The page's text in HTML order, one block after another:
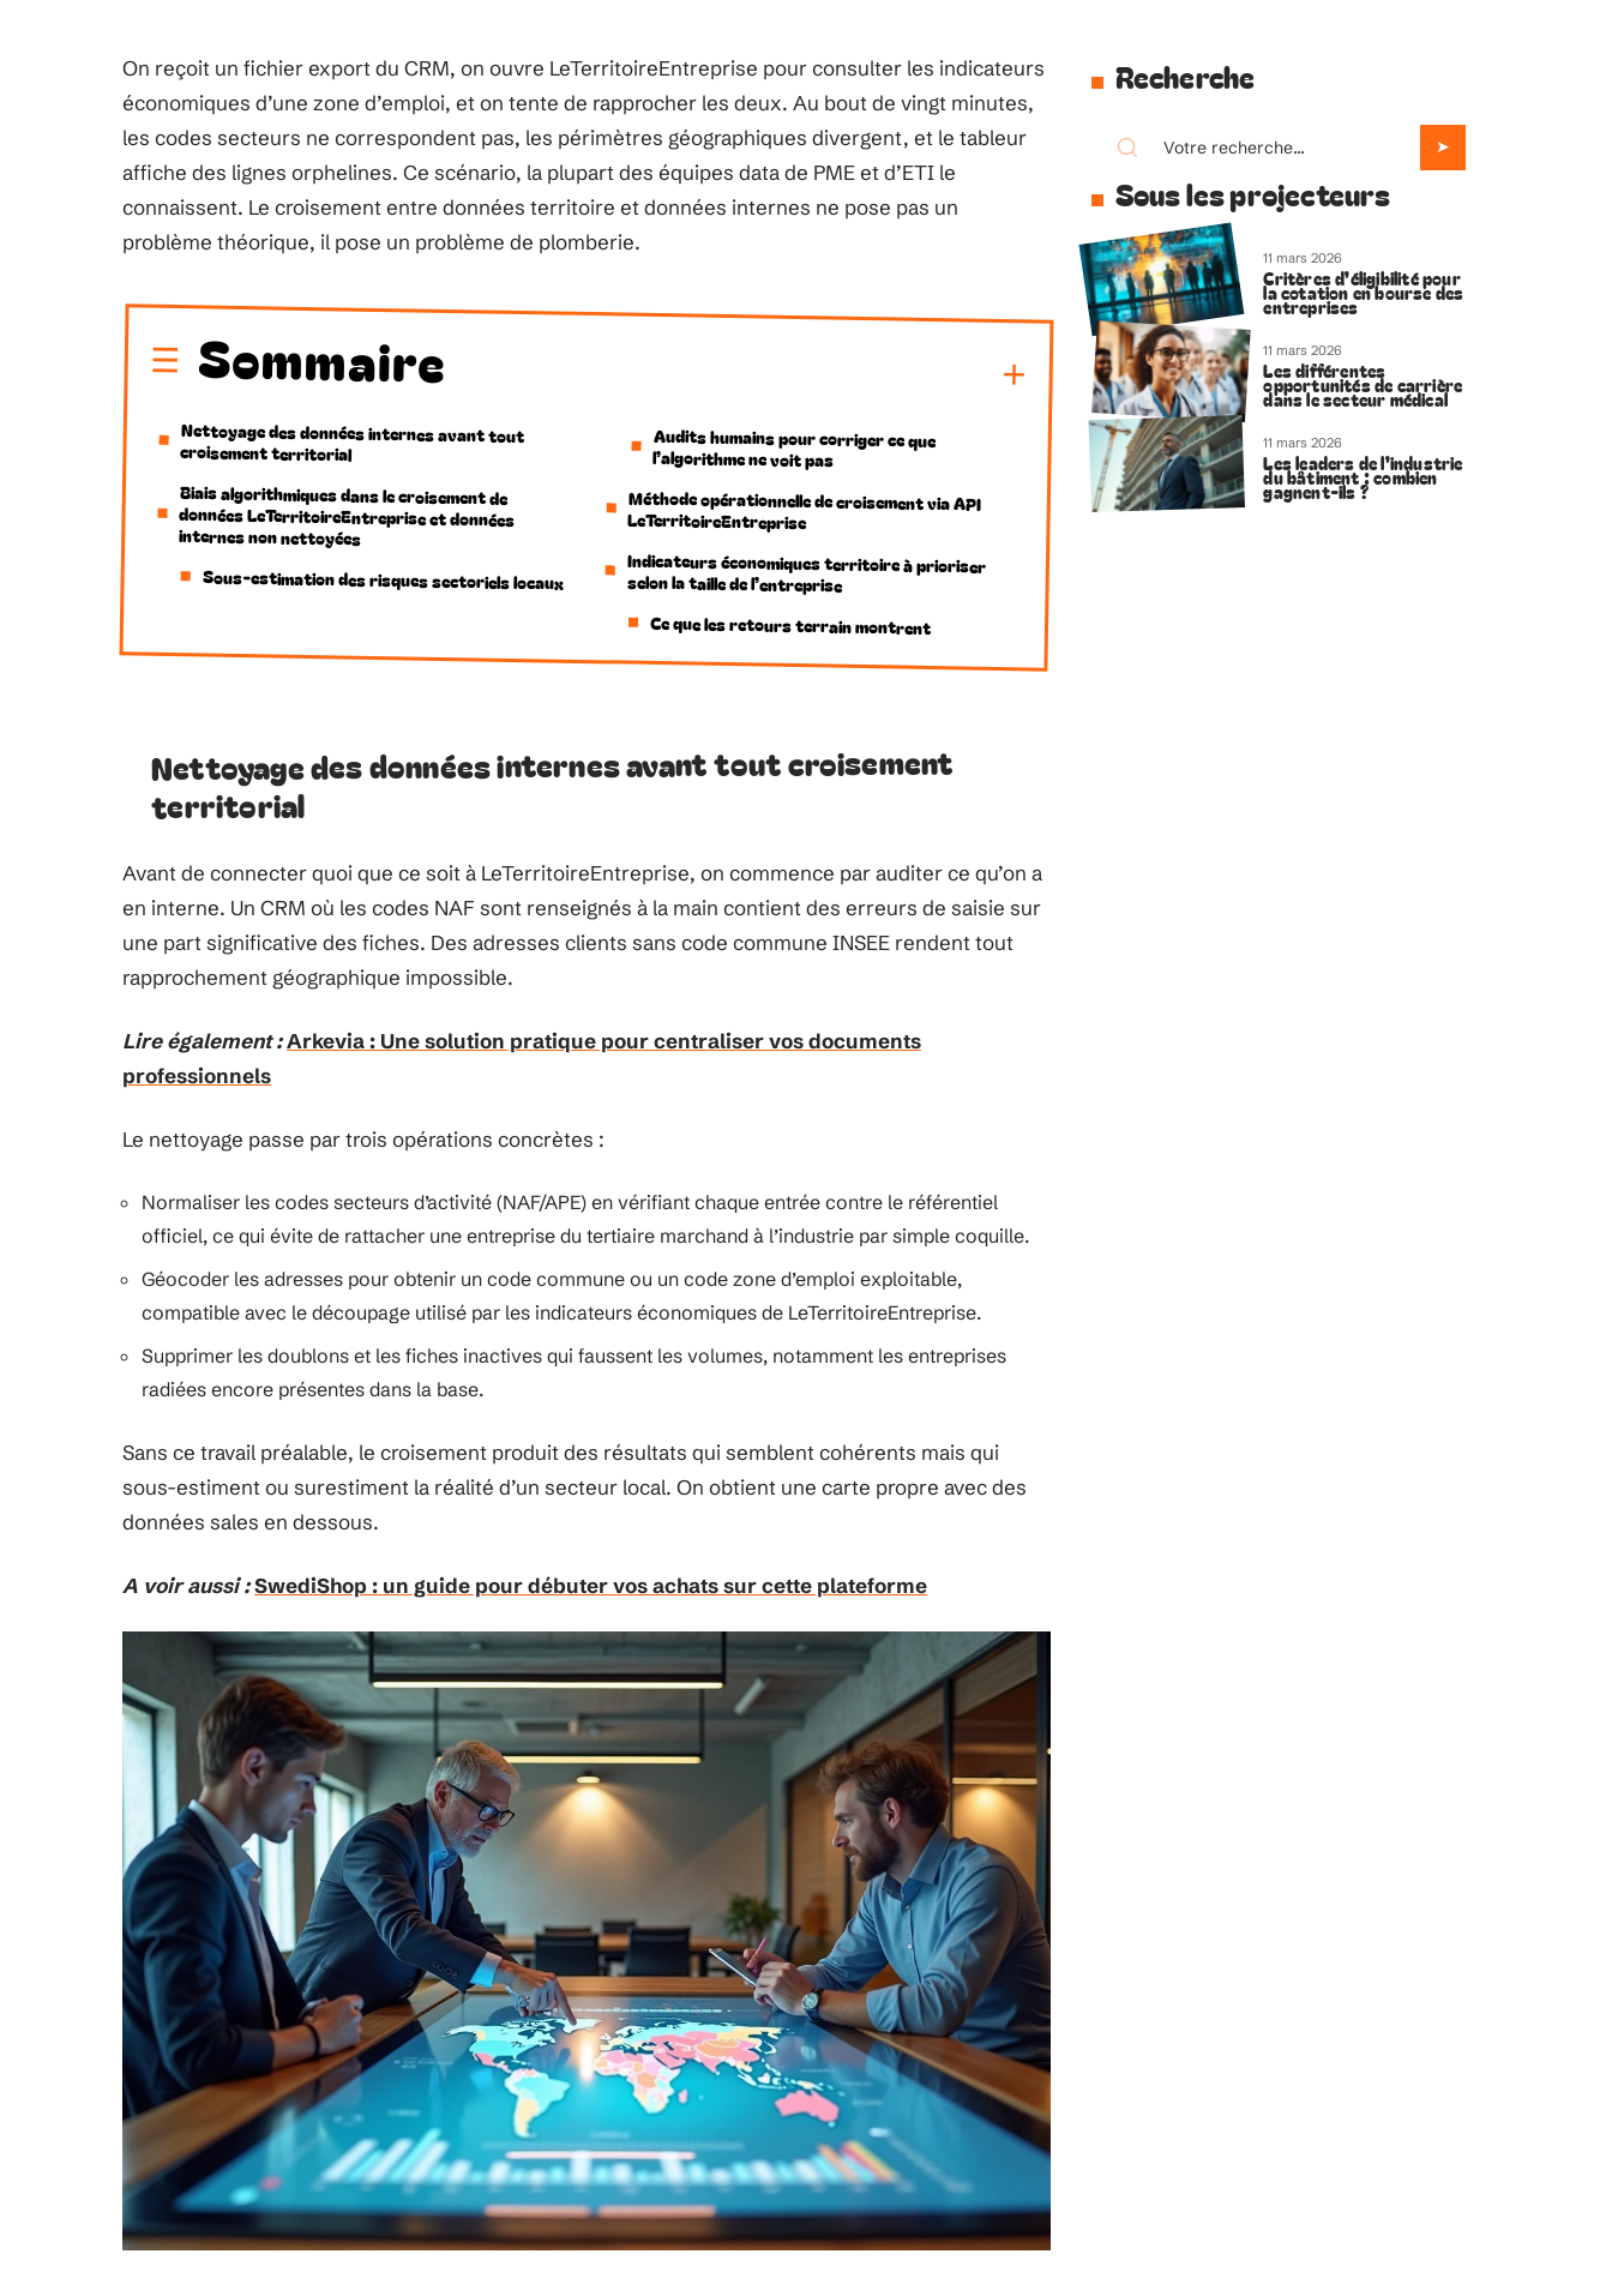
On reçoit un fichier export du CRM, on ouvre LeTerritoireEntreprise pour consulter les indicateurs
économiques d’une zone d’emploi, et on tente de rapprocher les deux. Au bout de vingt minutes,
les codes secteurs ne correspondent pas, les périmètres géographiques divergent, et le tableur
affiche des lignes orphelines. Ce scénario, la plupart des équipes data de PME et d’ETI le
connaissent. Le croisement entre données territoire et données internes ne pose pas un
problème théorique, il pose un problème de plomberie.
Sommaire
Nettoyage des données internes avant tout
croisement territorial
Biais algorithmiques dans le croisement de
données LeTerritoireEntreprise et données
internes non nettoyées
Sous-estimation des risques sectoriels locaux
Audits humains pour corriger ce que
l’algorithme ne voit pas
Méthode opérationnelle de croisement via API
LeTerritoireEntreprise
Indicateurs économiques territoire à prioriser
selon la taille de l’entreprise
Ce que les retours terrain montrent
Nettoyage des données internes avant tout croisement
territorial
Avant de connecter quoi que ce soit à LeTerritoireEntreprise, on commence par auditer ce qu’on a
en interne. Un CRM où les codes NAF sont renseignés à la main contient des erreurs de saisie sur
une part significative des fiches. Des adresses clients sans code commune INSEE rendent tout
rapprochement géographique impossible.
Lire également :Arkevia : Une solution pratique pour centraliser vos documents
professionnels
Le nettoyage passe par trois opérations concrètes :
Normaliser les codes secteurs d’activité (NAF/APE) en vérifiant chaque entrée contre le référentiel
officiel, ce qui évite de rattacher une entreprise du tertiaire marchand à l’industrie par simple coquille.
Géocoder les adresses pour obtenir un code commune ou un code zone d’emploi exploitable,
compatible avec le découpage utilisé par les indicateurs économiques de LeTerritoireEntreprise.
Supprimer les doublons et les fiches inactives qui faussent les volumes, notamment les entreprises
radiées encore présentes dans la base.
Sans ce travail préalable, le croisement produit des résultats qui semblent cohérents mais qui
sous-estiment ou surestiment la réalité d’un secteur local. On obtient une carte propre avec des
données sales en dessous.
A voir aussi :SwediShop : un guide pour débuter vos achats sur cette plateforme
Recherche
Sous les projecteurs
11 mars 2026
Critères d’éligibilité pour
la cotation en bourse des
entreprises
11 mars 2026
Les différentes
opportunités de carrière
dans le secteur médical
11 mars 2026
Les leaders de l’industrie
du bâtiment : combien
gagnent-ils ?